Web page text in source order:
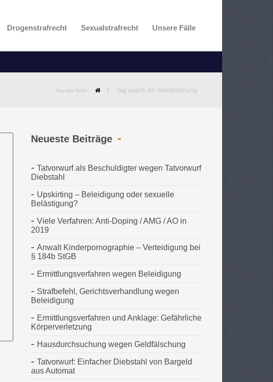
Drogenstrafrecht Sexualstrafrecht Unsere Fälle
You are here: / Tag search for: Geldfälschung
Neueste Beiträge
Tatvorwurf als Beschuldigter wegen Tatvorwurf
Diebstahl
Upskirting – Beleidigung oder sexuelle
Belästigung?
Viele Verfahren: Anti-Doping / AMG / AO in
2019
Anwalt Kinderpornographie – Verteidigung bei
§ 184b StGB
Ermittlungsverfahren wegen Beleidigung
Strafbefehl, Gerichtsverhandlung wegen
Beleidigung
Ermittlungsverfahren und Anklage: Gefährliche
Körperverletzung
Hausdurchsuchung wegen Geldfälschung
Tatvorwurf: Einfacher Diebstahl von Bargeld
aus Automat